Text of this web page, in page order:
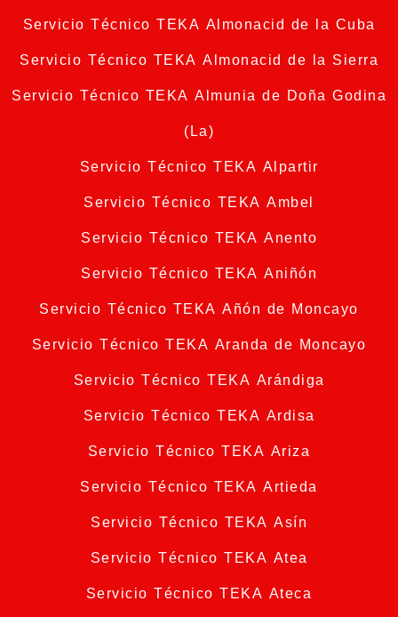
Servicio Técnico TEKA Almonacid de la Cuba
Servicio Técnico TEKA Almonacid de la Sierra
Servicio Técnico TEKA Almunia de Doña Godina
(La)
Servicio Técnico TEKA Alpartir
Servicio Técnico TEKA Ambel
Servicio Técnico TEKA Anento
Servicio Técnico TEKA Aniñón
Servicio Técnico TEKA Añón de Moncayo
Servicio Técnico TEKA Aranda de Moncayo
Servicio Técnico TEKA Arándiga
Servicio Técnico TEKA Ardisa
Servicio Técnico TEKA Ariza
Servicio Técnico TEKA Artieda
Servicio Técnico TEKA Asín
Servicio Técnico TEKA Atea
Servicio Técnico TEKA Ateca